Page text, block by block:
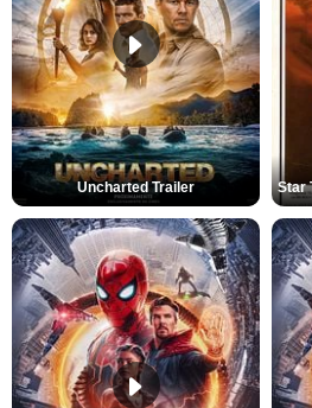
Uncharted Trailer